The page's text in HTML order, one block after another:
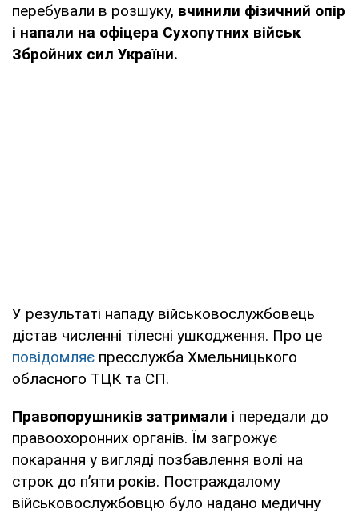
перебували в розшуку, вчинили фізичний опір
і напали на офіцера Сухопутних військ
Збройних сил України.
У результаті нападу військовослужбовець
дістав численні тілесні ушкодження. Про це
повідомляє пресслужба Хмельницького
обласного ТЦК та СП.
Правопорушників затримали і передали до
правоохоронних органів. Їм загрожує
покарання у вигляді позбавлення волі на
строк до п’яти років. Постраждалому
військовослужбовцю було надано медичну